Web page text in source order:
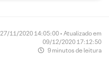
27/11/2020 14:05:00 • Atualizado em
09/12/2020 17:12:50
9 minutos de leitura